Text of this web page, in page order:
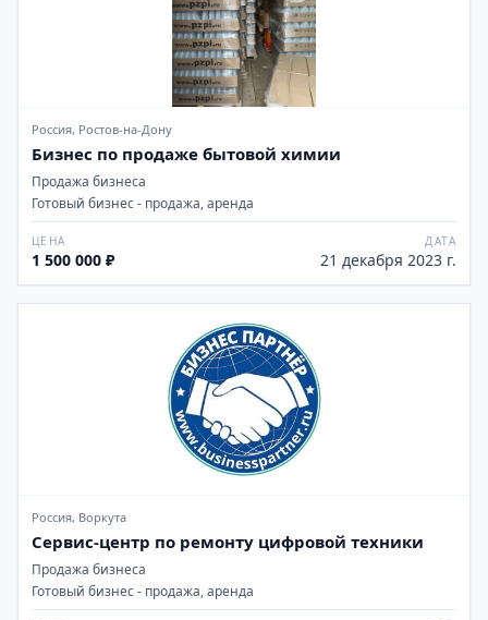
Россия, Ростов-на-Дону
Бизнес по продаже бытовой химии
Продажа бизнеса
Готовый бизнес - продажа, аренда
ЦЕНА
1 500 000 ₽
ДАТА
21 декабря 2023 г.
Россия, Воркута
Сервис-центр по ремонту цифровой техники
Продажа бизнеса
Готовый бизнес - продажа, аренда